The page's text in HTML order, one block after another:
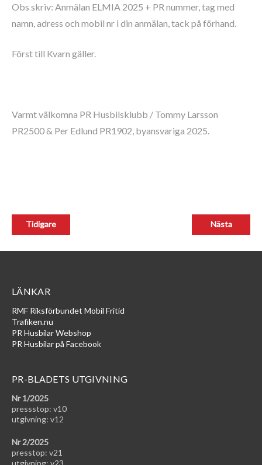
Obs skriv: Anmälan ELMIA 2025 + PR nummer, tag med
namn, adress och mobil nr i din anmälan, tack på förhand.
Först till Kvarn gäller.
Varmt välkomna PR Husbilsklubb / Tommy Larsson
PR2500 & Per Edlund PR1902, byansvariga 2025.
LÄNKAR
RMF Riksförbundet Mobil Fritid
Trafiken.nu
PR Husbilar Webshop
PR Husbilar på Facebook
PR-BLADETS UTGIVNING
Nr 1/2025
pressstop: v10
utgivning: v12
Nr 2/2025
presstop: v21
utgivning: v23